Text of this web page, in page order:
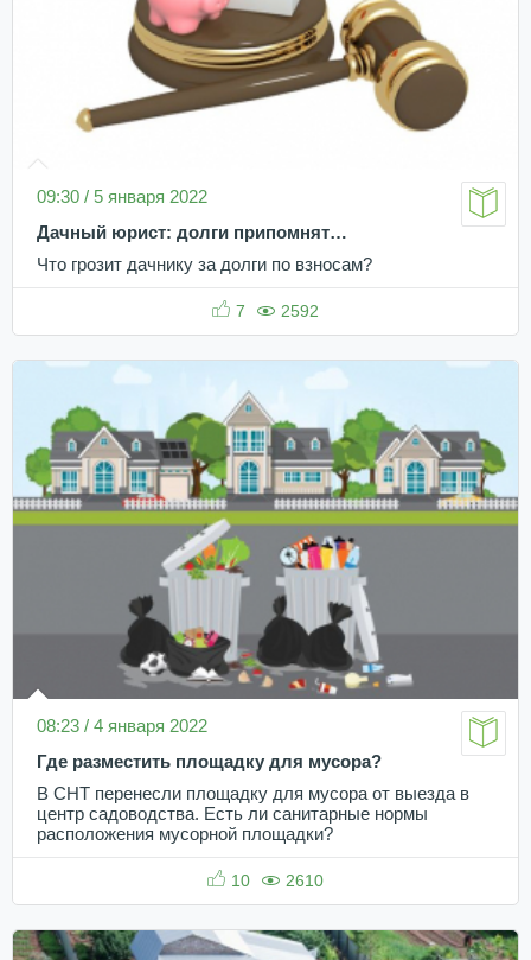
09:30 / 5 января 2022
Дачный юрист: долги припомнят…
Что грозит дачнику за долги по взносам?
7 2592
08:23 / 4 января 2022
Где разместить площадку для мусора?
В СНТ перенесли площадку для мусора от выезда в
центр садоводства. Есть ли санитарные нормы
расположения мусорной площадки?
10 2610